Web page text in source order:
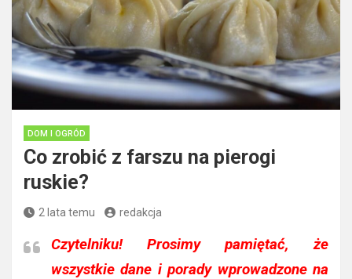
DOM I OGRÓD
Co zrobić z farszu na pierogi
ruskie?
2 lata temu redakcja
Czytelniku!Prosimy pamiętać, że
wszystkie dane i porady wprowadzone na